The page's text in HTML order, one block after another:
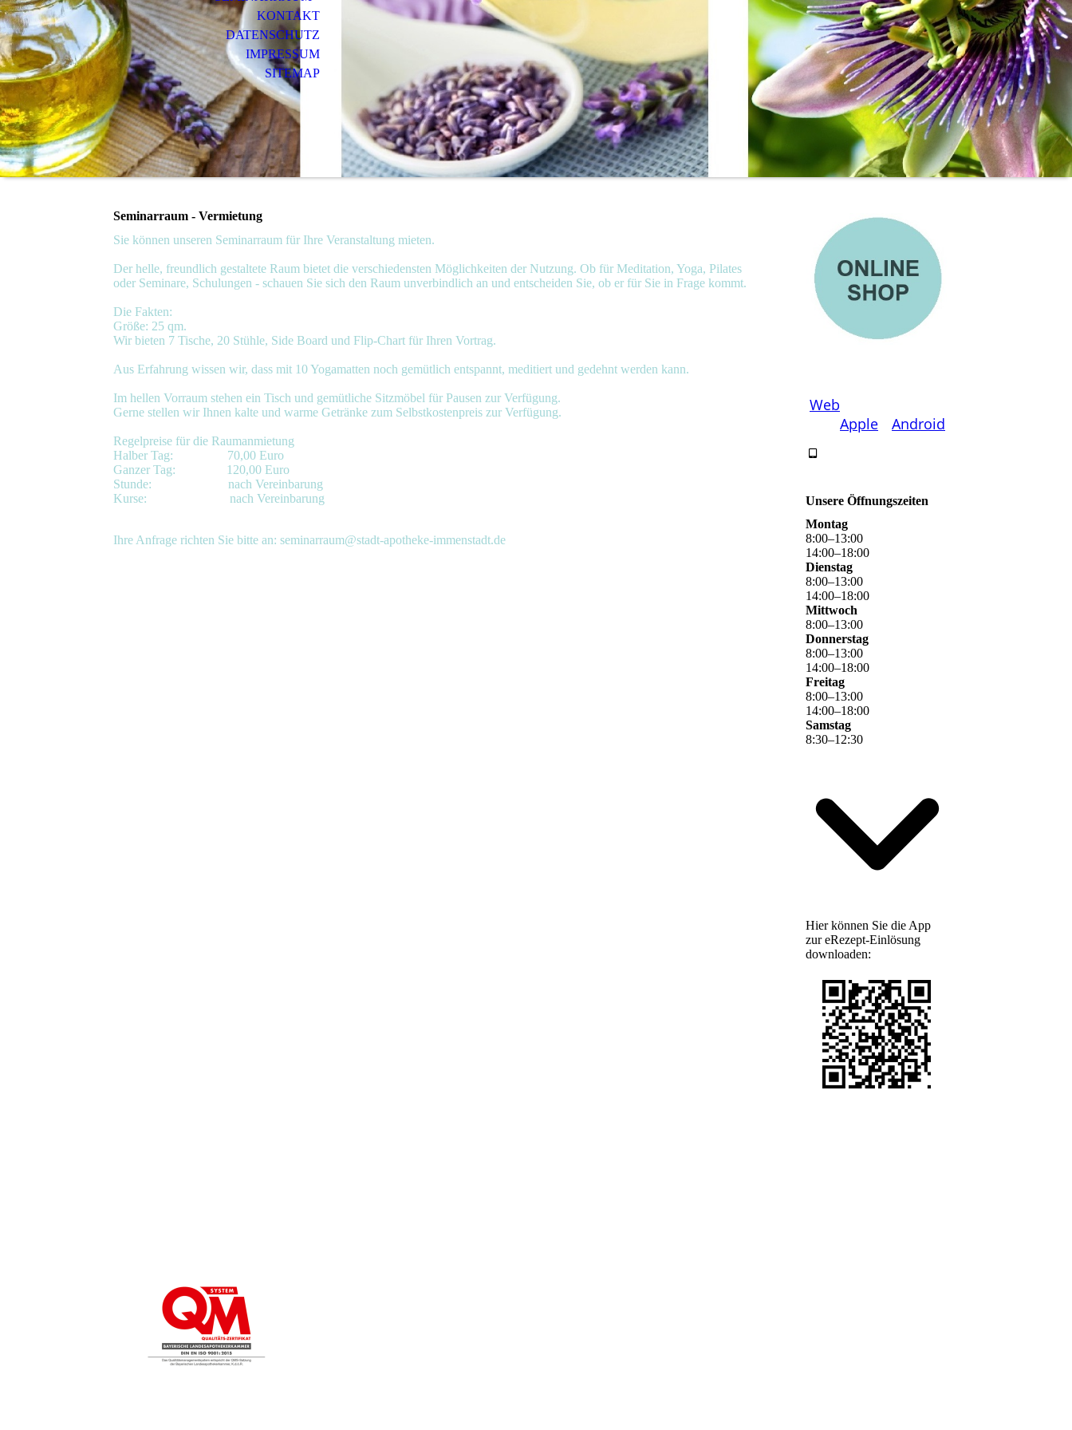
KONTAKT
DATENSCHUTZ
IMPRESSUM
SITEMAP
Seminarraum - Vermietung
Sie können unseren Seminarraum für Ihre Veranstaltung mieten.
Der helle, freundlich gestaltete Raum bietet die verschiedensten Möglichkeiten der Nutzung. Ob für Meditation, Yoga, Pilates
oder Seminare, Schulungen - schauen Sie sich den Raum unverbindlich an und entscheiden Sie, ob er für Sie in Frage kommt.
Die Fakten:
Größe: 25 qm.
Wir bieten 7 Tische, 20 Stühle, Side Board und Flip-Chart für Ihren Vortrag.
Aus Erfahrung wissen wir, dass mit 10 Yogamatten noch gemütlich entspannt, meditiert und gedehnt werden kann.
Im hellen Vorraum stehen ein Tisch und gemütliche Sitzmöbel für Pausen zur Verfügung.
Gerne stellen wir Ihnen kalte und warme Getränke zum Selbstkostenpreis zur Verfügung.
Regelpreise für die Raumanmietung
Halber Tag: 70,00 Euro
Ganzer Tag: 120,00 Euro
Stunde: nach Vereinbarung
Kurse: nach Vereinbarung
Ihre Anfrage richten Sie bitte an: seminarraum@stadt-apotheke-immenstadt.de
Web
Apple Android
Unsere Öffnungszeiten
Montag
8:00–13:00
14:00–18:00
Dienstag
8:00–13:00
14:00–18:00
Mittwoch
8:00–13:00
Donnerstag
8:00–13:00
14:00–18:00
Freitag
8:00–13:00
14:00–18:00
Samstag
8:30–12:30
Hier können Sie die App
zur eRezept-Einlösung
downloaden: